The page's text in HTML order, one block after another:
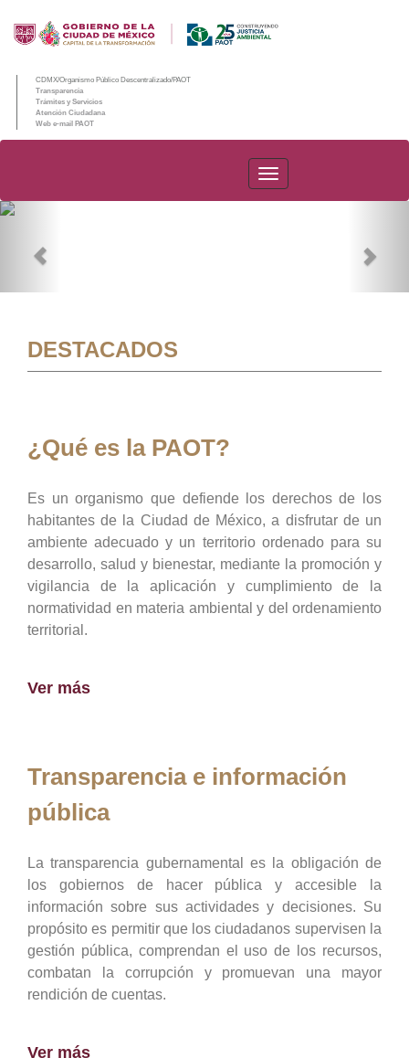
CDMX/Organismo Público Descentralizado/PAOT
Transparencia
Trámites y Servicios
Atención Ciudadana
Web e-mail PAOT
PAOT
DESTACADOS
¿Qué es la PAOT?
Es un organismo que defiende los derechos de los
habitantes de la Ciudad de México, a disfrutar de un
ambiente adecuado y un territorio ordenado para su
desarrollo, salud y bienestar, mediante la promoción y
vigilancia de la aplicación y cumplimiento de la
normatividad en materia ambiental y del ordenamiento
territorial.
Ver más
Transparencia e información
pública
La transparencia gubernamental es la obligación de
los gobiernos de hacer pública y accesible la
información sobre sus actividades y decisiones. Su
propósito es permitir que los ciudadanos supervisen la
gestión pública, comprendan el uso de los recursos,
combatan la corrupción y promuevan una mayor
rendición de cuentas.
Ver más